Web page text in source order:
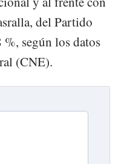
del Partido
según los datos
(CNE).